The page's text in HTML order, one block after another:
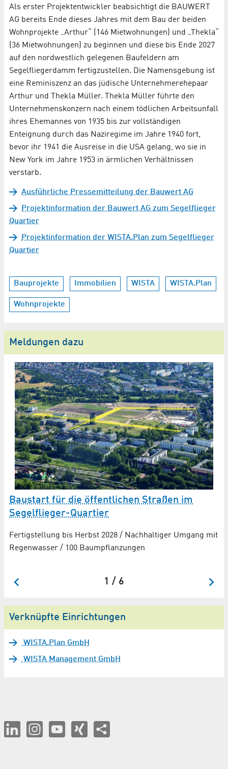
Als erster Projektentwickler beabsichtigt die BAUWERT
AG bereits Ende dieses Jahres mit dem Bau der beiden
Wohnprojekte „Arthur“ (146 Mietwohnungen) und „Thekla“
(36 Mietwohnungen) zu beginnen und diese bis Ende 2027
auf den nordwestlich gelegenen Baufeldern am
Segelfliegerdamm fertigzustellen. Die Namensgebung ist
eine Reminiszenz an das jüdische Unternehmerehepaar
Arthur und Thekla Müller. Thekla Müller führte den
Unternehmenskonzern nach einem tödlichen Arbeitsunfall
ihres Ehemannes von 1935 bis zur vollständigen
Enteignung durch das Naziregime im Jahre 1940 fort,
bevor ihr 1941 die Ausreise in die USA gelang, wo sie in
New York im Jahre 1953 in ärmlichen Verhältnissen
verstarb.
Ausführliche Pressemitteilung der Bauwert AG
Projektinformation der Bauwert AG zum Segelflieger
Quartier
Projektinformation der WISTA.Plan zum Segelflieger
Quartier
Bauprojekte Immobilien WISTA WISTA.Plan
Wohnprojekte
Meldungen dazu
Baustart für die öffentlichen Straßen im
Segelflieger-Quartier
Fertigstellung bis Herbst 2028 / Nachhaltiger Umgang mit
Regenwasser / 100 Baumpflanzungen
1 / 6
Verknüpfte Einrichtungen
WISTA.Plan GmbH
WISTA Management GmbH